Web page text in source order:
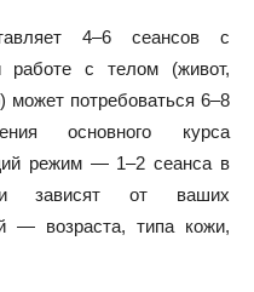
4–6 сеансов с
работе с телом (живот,
может потребоваться 6–8
основного курса
режим — 1–2 сеанса в
зависят от ваших
— возраста, типа кожи,